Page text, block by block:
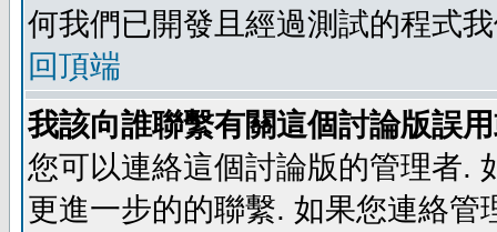
何我們已開發且經過測試的程式
回頂端
我該向誰聯繫有關這個討論版誤
您可以連絡這個討論版的管理者.
更進一步的的聯繫. 如果您連絡